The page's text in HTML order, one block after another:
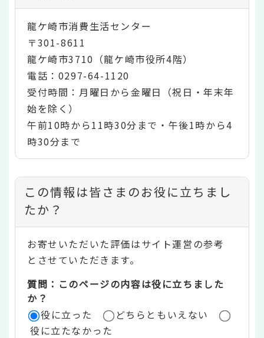
龍ケ崎市消費生活センター
〒301-8611
龍ケ崎市3710（龍ケ崎市役所4階）
電話：0297-64-1120
受付時間：月曜日から金曜日（祝日・年末年
始を除く）
午前10時から11時30分まで・午後1時から4
時30分まで
コ
ン
テ
ン
ツ
評
価
この情報は皆さまのお役に立ちまし
たか？
お寄せいただいた評価はサイト運営の参考
とさせていただきます。
質問：このページの内容は役に立ちました
か？
役に立った
どちらともいえない
役に立たなかった